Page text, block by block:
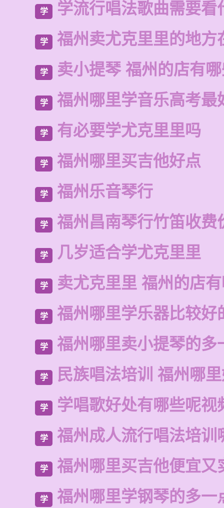
学 学流行唱法歌曲需要看
学 福州卖尤克里里的地方
学 卖小提琴 福州的店有
学 福州哪里学音乐高考最
学 有必要学尤克里里吗
学 福州哪里买吉他好点
学 福州乐音琴行
学 福州昌南琴行竹笛收费
学 几岁适合学尤克里里
学 卖尤克里里 福州的店
学 福州哪里学乐器比较好
学 福州哪里卖小提琴的多
学 民族唱法培训 福州哪
学 学唱歌好处有哪些呢视
学 福州成人流行唱法培训
学 福州哪里买吉他便宜又
学 福州哪里学钢琴的多一